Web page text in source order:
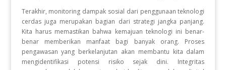
Terakhir, monitoring dampak sosial dari penggunaan teknologi
cerdas juga merupakan bagian dari strategi jangka panjang.
Kita harus memastikan bahwa kemajuan teknologi ini benar-
benar memberikan manfaat bagi banyak orang. Proses
pengawasan yang berkelanjutan akan membantu kita dalam
mengidentifikasi potensi risiko sejak dini. Integritas